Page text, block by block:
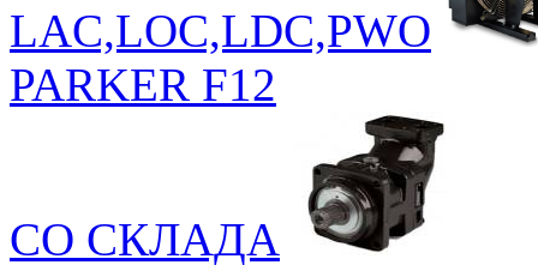
LAC,LOC,LDC,PWO
PARKER F12
СО СКЛАДА